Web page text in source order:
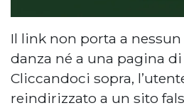
Il link non porta a
danza né a una pagina
Cliccandoci sopra,
reindirizzato a un sito